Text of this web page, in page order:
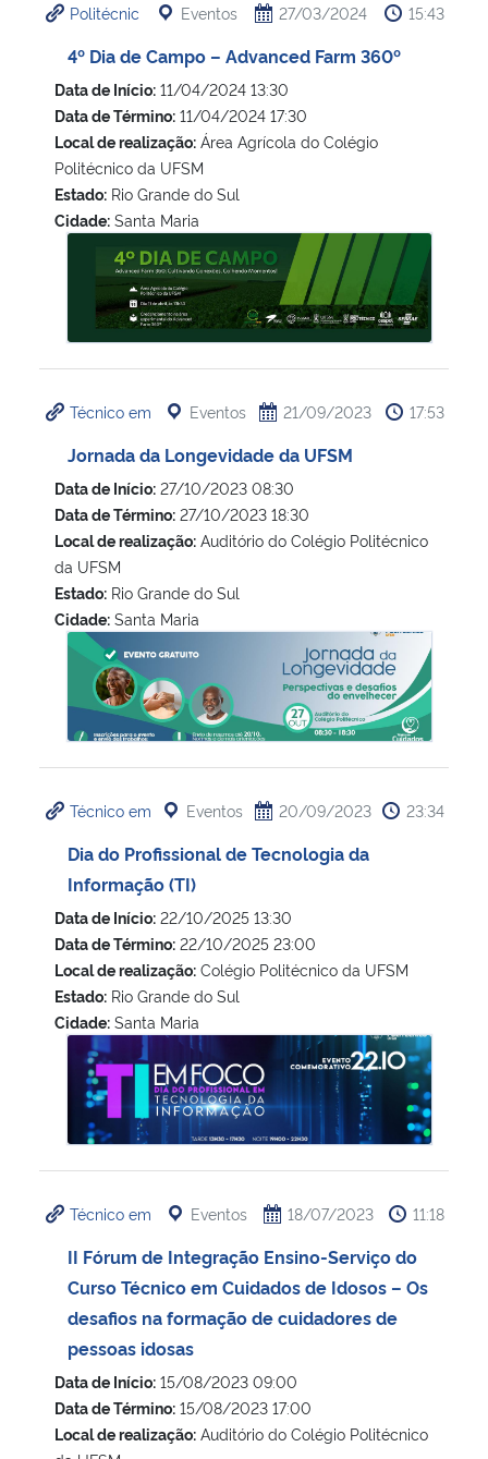
Politécnic Eventos 27/03/2024 15:43
4º Dia de Campo – Advanced Farm 360º
Data de Início: 11/04/2024 13:30
Data de Término: 11/04/2024 17:30
Local de realização: Área Agrícola do Colégio
Politécnico da UFSM
Estado: Rio Grande do Sul
Cidade: Santa Maria
4º Dia de Campo – Advanced Farm 360º
Técnico em Eventos 21/09/2023 17:53
Jornada da Longevidade da UFSM
Data de Início: 27/10/2023 08:30
Data de Término: 27/10/2023 18:30
Local de realização: Auditório do Colégio Politécnico
da UFSM
Estado: Rio Grande do Sul
Cidade: Santa Maria
Jornada da Longevidade da UFSM
Técnico em Eventos 20/09/2023 23:34
Dia do Profissional de Tecnologia da
Informação (TI)
Data de Início: 22/10/2025 13:30
Data de Término: 22/10/2025 23:00
Local de realização: Colégio Politécnico da UFSM
Estado: Rio Grande do Sul
Cidade: Santa Maria
Dia do Profissional de Tecnologia da Informação (TI)
Técnico em Eventos 18/07/2023 11:18
II Fórum de Integração Ensino-Serviço do
Curso Técnico em Cuidados de Idosos – Os
desafios na formação de cuidadores de
pessoas idosas
Data de Início: 15/08/2023 09:00
Data de Término: 15/08/2023 17:00
Local de realização: Auditório do Colégio Politécnico